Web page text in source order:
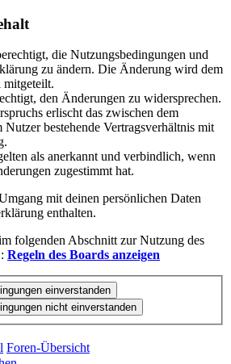
die Nutzungsbedingungen und
zu ändern. Die Änderung wird dem
den Änderungen zu widersprechen.
erlischt das zwischen dem
Nutzer bestehende Vertragsverhältnis mit
als anerkannt und verbindlich, wenn
zugestimmt hat.
mit deinen persönlichen Daten
enthalten.
folgenden Abschnitt zur Nutzung des
Regeln des Boards anzeigen
Foren-Übersicht